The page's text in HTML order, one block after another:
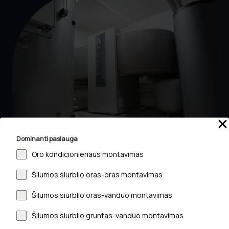
Dominanti paslauga
Oro kondicionieriaus montavimas
Šilumos siurblio oras-oras montavimas
Šilumos siurblio oras-vanduo montavimas
Šilumos siurblio gruntas-vanduo montavimas
03.
Konsultacijos
Teikiame ekspertų konsultacijas, kad padėtume jums
pasirinkti tinkamiausius šildymo ir kondicionavimo